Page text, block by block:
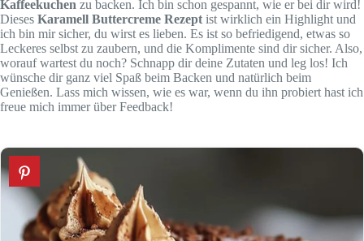
Kaffeekuchen zu backen. Ich bin schon gespannt, wie er bei dir wird!
Dieses Karamell Buttercreme Rezept ist wirklich ein Highlight und
ich bin mir sicher, du wirst es lieben. Es ist so befriedigend, etwas so
Leckeres selbst zu zaubern, und die Komplimente sind dir sicher. Also,
worauf wartest du noch? Schnapp dir deine Zutaten und leg los! Ich
wünsche dir ganz viel Spaß beim Backen und natürlich beim
Genießen. Lass mich wissen, wie es war, wenn du ihn probiert hast ich
freue mich immer über Feedback!